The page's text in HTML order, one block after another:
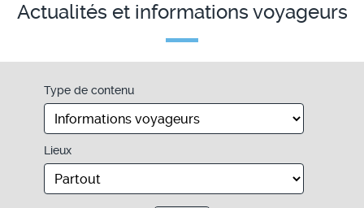
Actualités et informations voyageurs
Type de contenu
Lieux